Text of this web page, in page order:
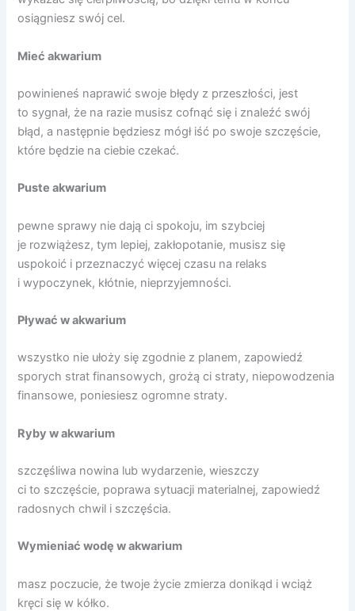
osiągniesz swój cel.
Mieć akwarium
powinieneś naprawić swoje błędy z przeszłości, jest
to sygnał, że na razie musisz cofnąć się i znaleźć swój
błąd, a następnie będziesz mógł iść po swoje szczęście,
które będzie na ciebie czekać.
Puste akwarium
pewne sprawy nie dają ci spokoju, im szybciej
je rozwiążesz, tym lepiej, zakłopotanie, musisz się
uspokoić i przeznaczyć więcej czasu na relaks
i wypoczynek, kłótnie, nieprzyjemności.
Pływać w akwarium
wszystko nie ułoży się zgodnie z planem, zapowiedź
sporych strat finansowych, grożą ci straty, niepowodzenia
finansowe, poniesiesz ogromne straty.
Ryby w akwarium
szczęśliwa nowina lub wydarzenie, wieszczy
ci to szczęście, poprawa sytuacji materialnej, zapowiedź
radosnych chwil i szczęścia.
Wymieniać wodę w akwarium
masz poczucie, że twoje życie zmierza donikąd i wciąż
kręci się w kółko.